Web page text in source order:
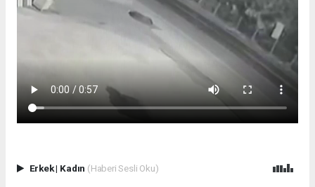
Erkek| Kadın (Haberi Sesli Oku)